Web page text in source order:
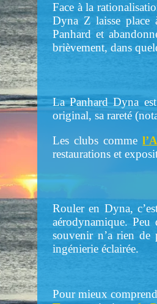
Face à la
Dyna Z laisse place
Panhard et
brièvement, dans
La Panhard Dyna
original, sa rareté
Les clubs comme
restaurations et
Rouler en Dyna,
aérodynamique.
souvenir n’a rien de
ingénierie éclairée.
Pour mieux